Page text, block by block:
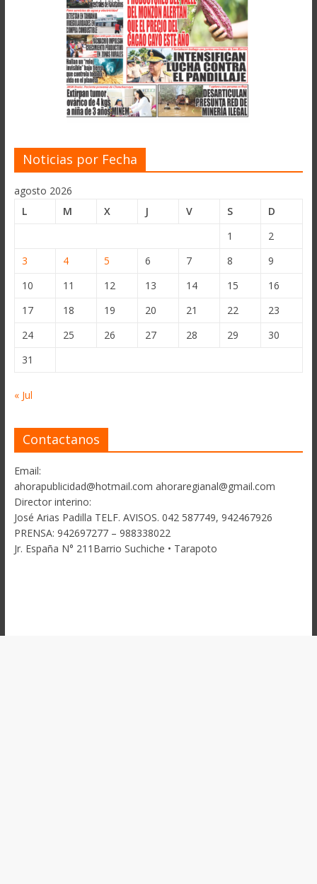
Noticias por Fecha
agosto 2026
L
M X J V S
D
1
2
3
4 5 6 7 8
9
10
11 12 13 14 15
16
17
18 19 20 21 22
23
24
25 26 27 28 29
30
31
« Jul
Contactanos
Email:
ahorapublicidad@hotmail.com ahoraregianal@gmail.com
Director interino:
José Arias Padilla TELF. AVISOS. 042 587749, 942467926
PRENSA: 942697277 – 988338022
Jr. España N° 211Barrio Suchiche • Tarapoto